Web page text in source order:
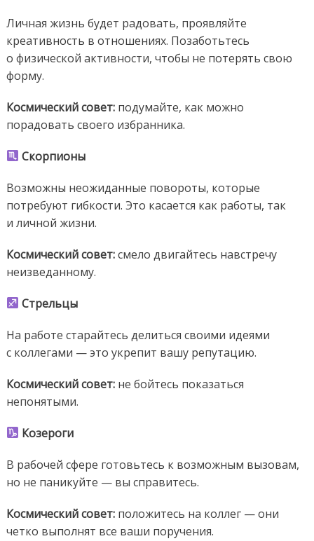
Личная жизнь будет радовать, проявляйте
креативность в отношениях. Позаботьтесь
о физической активности, чтобы не потерять свою
форму.
Космическийсовет: подумайте, как можно
порадовать своего избранника.
Скорпионы
Возможны неожиданные повороты, которые
потребуют гибкости. Это касается как работы, так
и личной жизни.
Космическийсовет:смело двигайтесь навстречу
неизведанному.
Стрельцы
На работе старайтесь делиться своими идеями
с коллегами — это укрепит вашу репутацию.
Космический совет: не бойтесь показаться
непонятыми.
Козероги
В рабочей сфере готовьтесь к возможным вызовам,
но не паникуйте — вы справитесь.
Космический совет: положитесь на коллег — они
четко выполнят все ваши поручения.